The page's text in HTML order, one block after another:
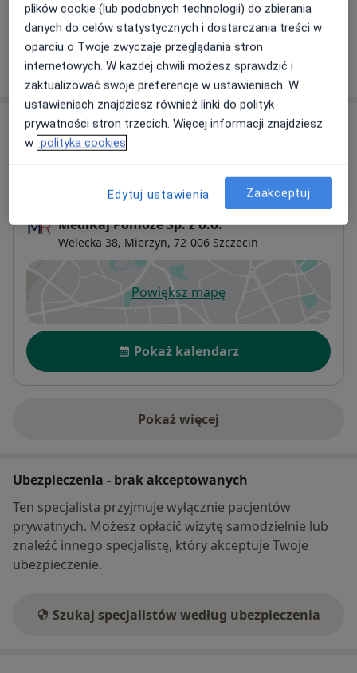
+ 7 usług
W jaki sposób ustalane są ceny?
Adresy (2)
MediRaj Pomoże Sp. z o.o.
Welecka 38, Mierzyn, 72-006 Szczecin
Powiększ mapęotwiera się w nowej karcie
Dostępność
Pokaż kalendarz
Pokaż więcej
o adresie
Ubezpieczenia - brak akceptowanych
Ten specjalista przyjmuje wyłącznie pacjentów
prywatnych. Możesz opłacić wizytę samodzielnie lub
znaleźć innego specjalistę, który akceptuje Twoje
ubezpieczenie.
Szukaj specjalistów według ubezpieczenia
plików cookie (lub podobnych technologii) do zbierania
danych do celów statystycznych i dostarczania treści w
oparciu o Twoje zwyczaje przeglądania stron
internetowych. W każdej chwili możesz sprawdzić i
zaktualizować swoje preferencje w ustawieniach. W
ustawieniach znajdziesz również linki do polityk
prywatności stron trzecich. Więcej informacji znajdziesz
w polityka cookies
Edytuj ustawienia Zaakceptuj